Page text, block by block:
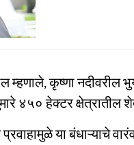
कृष्णा नदीवरील
४५० हेक्टर
या बंधाऱ्याचे